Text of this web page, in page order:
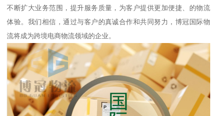
不断扩大业务范围，提升服务质量，为客户提供更加便捷、的物流
体验。我们相信，通过与客户的真诚合作和共同努力，博冠国际物
流将成为跨境电商物流领域的企业。